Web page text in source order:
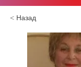
< Назад